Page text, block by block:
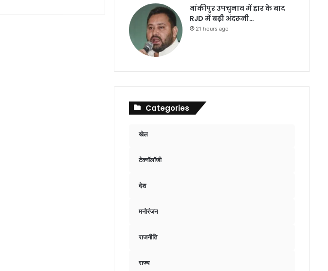
बांकीपुर उपचुनाव में हार के बाद
RJD में बढ़ी अंदरूनी…
21 hours ago
Categories
खेल
टेक्नॉलॉजी
देश
मनोरंजन
राजनीति
राज्य